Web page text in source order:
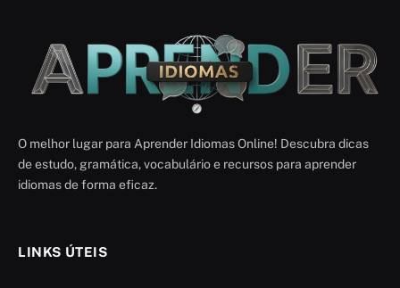
O melhor lugar para Aprender Idiomas Online! Descubra dicas
de estudo, gramática, vocabulário e recursos para aprender
idiomas de forma eficaz.
LINKS ÚTEIS